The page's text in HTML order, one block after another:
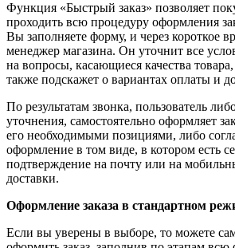
Функция «Быстрый заказ» позволяет
проходить всю процедуру оформления
Вы заполняете форму, и через короткое
менеджер магазина. Он уточнит все
на вопросы, касающиеся качества
также подскажет о вариантах оплаты и
По результатам звонка, пользователь
уточнения, самостоятельно оформляет
его необходимыми позициями, либо
оформление в том виде, в котором есть
подтверждение на почту или на
доставки.
Оформление заказа в стандартном
Если вы уверены в выборе, то можете